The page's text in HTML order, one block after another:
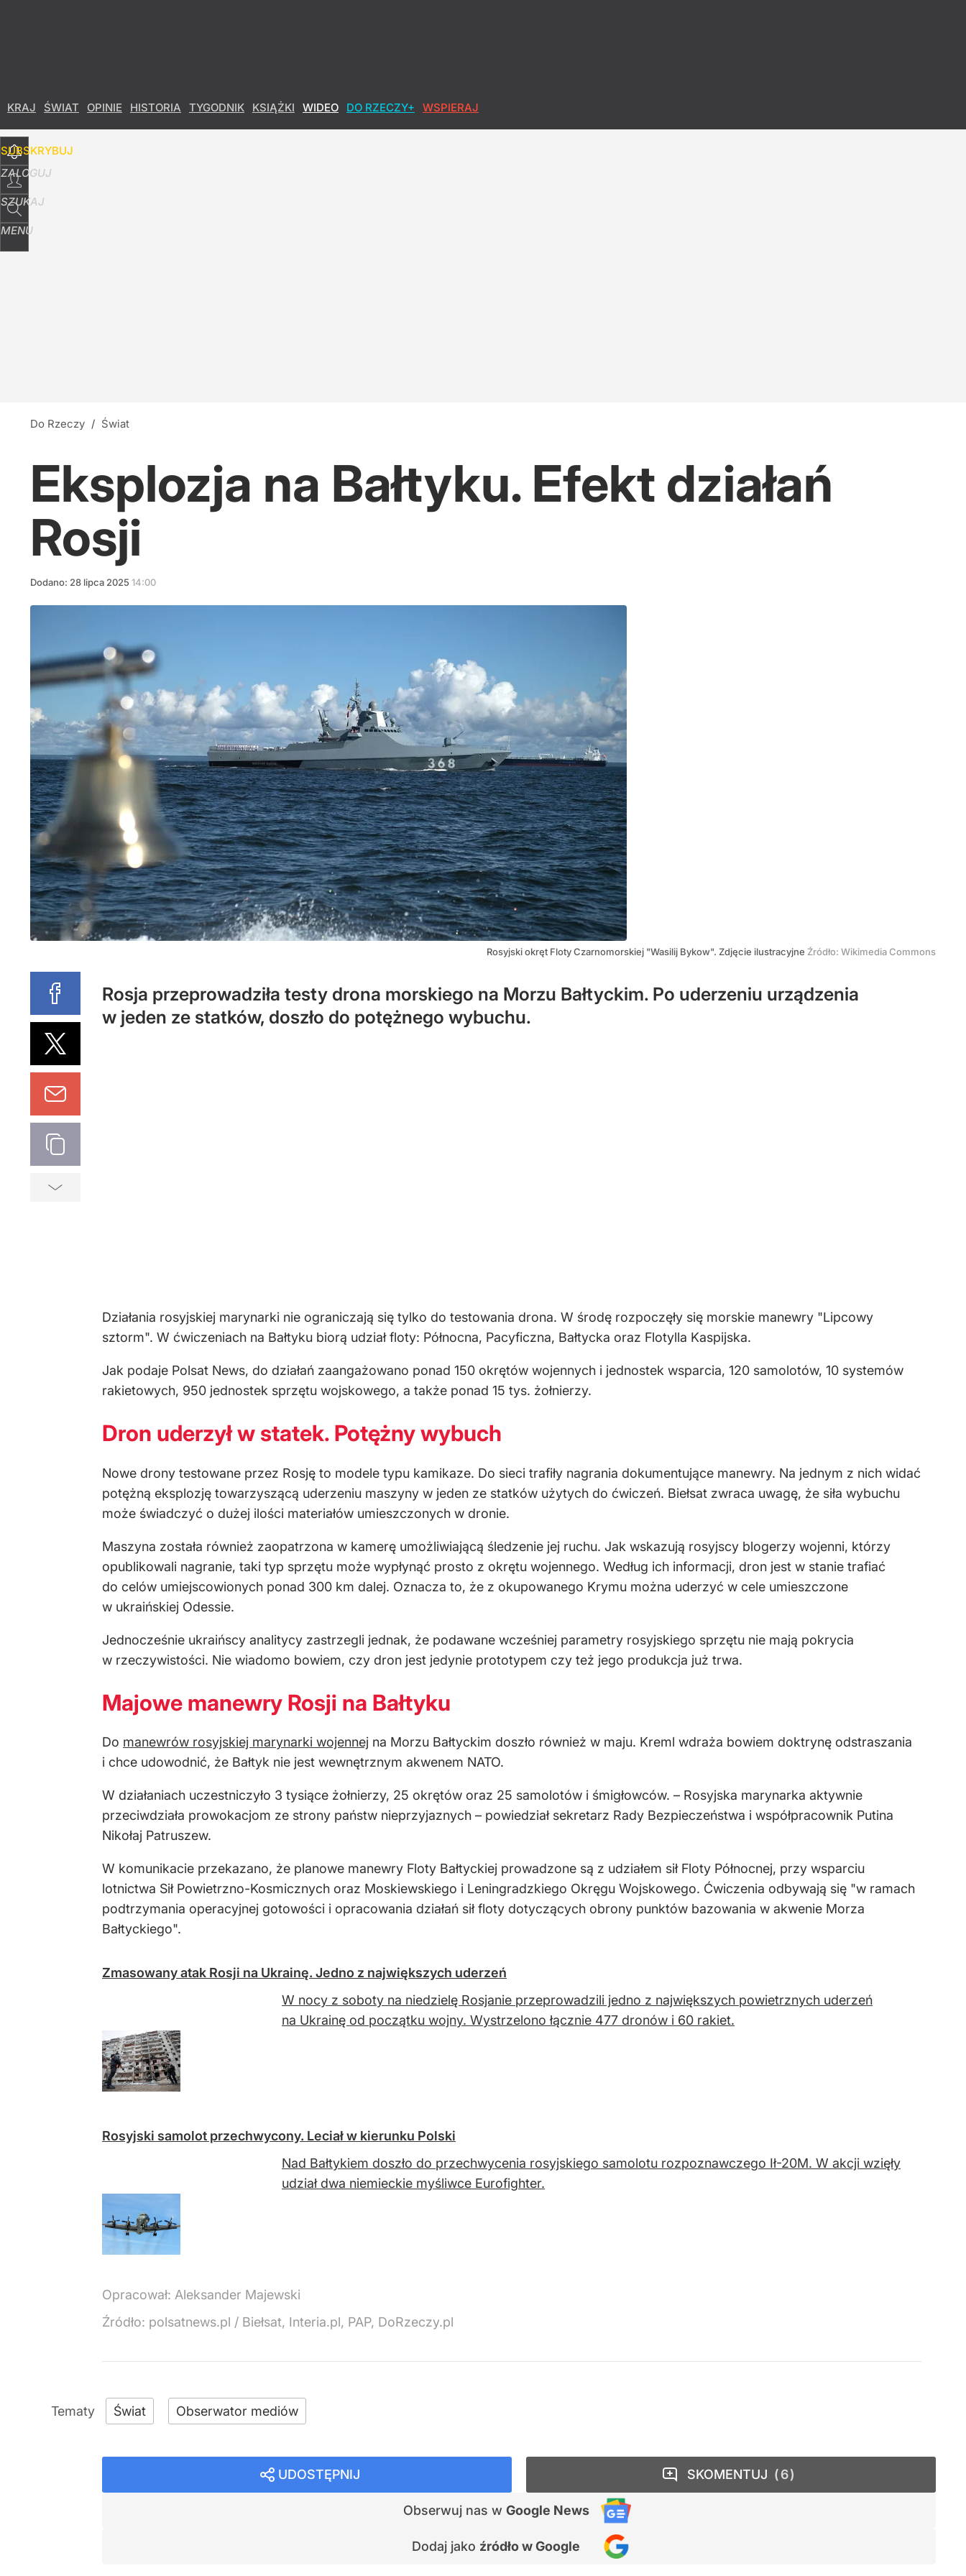
KRAJ ŚWIAT OPINIE HISTORIA TYGODNIK KSIĄŻKI WIDEO DO RZECZY+ WSPIERAJ
SUBSKRYBUJ
ZALOGUJ
SZUKAJ
MENU
Do Rzeczy / Świat
Eksplozja na Bałtyku. Efekt działań
Rosji
Dodano: 28 lipca 2025 14:00
Rosyjski okręt Floty Czarnomorskiej "Wasilij Bykow". Zdjęcie ilustracyjne Źródło: Wikimedia Commons
Rosja przeprowadziła testy drona morskiego na Morzu Bałtyckim. Po uderzeniu urządzenia
w jeden ze statków, doszło do potężnego wybuchu.
Działania rosyjskiej marynarki nie ograniczają się tylko do testowania drona. W środę rozpoczęły się morskie manewry "Lipcowy
sztorm". W ćwiczeniach na Bałtyku biorą udział floty: Północna, Pacyficzna, Bałtycka oraz Flotylla Kaspijska.
Jak podaje Polsat News, do działań zaangażowano ponad 150 okrętów wojennych i jednostek wsparcia, 120 samolotów, 10 systemów
rakietowych, 950 jednostek sprzętu wojskowego, a także ponad 15 tys. żołnierzy.
Dron uderzył w statek. Potężny wybuch
Nowe drony testowane przez Rosję to modele typu kamikaze. Do sieci trafiły nagrania dokumentujące manewry. Na jednym z nich widać
potężną eksplozję towarzyszącą uderzeniu maszyny w jeden ze statków użytych do ćwiczeń. Biełsat zwraca uwagę, że siła wybuchu
może świadczyć o dużej ilości materiałów umieszczonych w dronie.
Maszyna została również zaopatrzona w kamerę umożliwiającą śledzenie jej ruchu. Jak wskazują rosyjscy blogerzy wojenni, którzy
opublikowali nagranie, taki typ sprzętu może wypłynąć prosto z okrętu wojennego. Według ich informacji, dron jest w stanie trafiać
do celów umiejscowionych ponad 300 km dalej. Oznacza to, że z okupowanego Krymu można uderzyć w cele umieszczone
w ukraińskiej Odessie.
Jednocześnie ukraińscy analitycy zastrzegli jednak, że podawane wcześniej parametry rosyjskiego sprzętu nie mają pokrycia
w rzeczywistości. Nie wiadomo bowiem, czy dron jest jedynie prototypem czy też jego produkcja już trwa.
Majowe manewry Rosji na Bałtyku
Do manewrów rosyjskiej marynarki wojennej na Morzu Bałtyckim doszło również w maju. Kreml wdraża bowiem doktrynę odstraszania
i chce udowodnić, że Bałtyk nie jest wewnętrznym akwenem NATO.
W działaniach uczestniczyło 3 tysiące żołnierzy, 25 okrętów oraz 25 samolotów i śmigłowców. – Rosyjska marynarka aktywnie
przeciwdziała prowokacjom ze strony państw nieprzyjaznych – powiedział sekretarz Rady Bezpieczeństwa i współpracownik Putina
Nikołaj Patruszew.
W komunikacie przekazano, że planowe manewry Floty Bałtyckiej prowadzone są z udziałem sił Floty Północnej, przy wsparciu
lotnictwa Sił Powietrzno-Kosmicznych oraz Moskiewskiego i Leningradzkiego Okręgu Wojskowego. Ćwiczenia odbywają się "w ramach
podtrzymania operacyjnej gotowości i opracowania działań sił floty dotyczących obrony punktów bazowania w akwenie Morza
Bałtyckiego".
Zmasowany atak Rosji na Ukrainę. Jedno z największych uderzeń
W nocy z soboty na niedzielę Rosjanie przeprowadzili jedno z największych powietrznych uderzeń
na Ukrainę od początku wojny. Wystrzelono łącznie 477 dronów i 60 rakiet.
Rosyjski samolot przechwycony. Leciał w kierunku Polski
Nad Bałtykiem doszło do przechwycenia rosyjskiego samolotu rozpoznawczego Ił-20M. W akcji wzięły
udział dwa niemieckie myśliwce Eurofighter.
Opracował: Aleksander Majewski
Źródło: polsatnews.pl / Biełsat, Interia.pl, PAP, DoRzeczy.pl
Świat Obserwator mediów
UDOSTĘPNIJ
Obserwuj nas w Google News
Dodaj jako źródło w Google
SKOMENTUJ 6